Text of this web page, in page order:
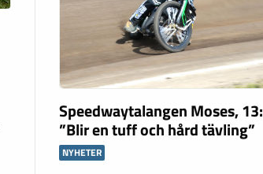
Speedwaytalangen Moses, 13:
”Blir en tuff och hård tävling”
NYHETER